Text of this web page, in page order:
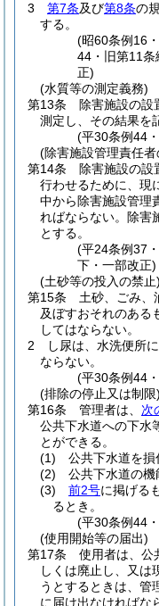
3
第7条及び第8条の
する。
(昭60条例16
44・旧第11条
正)
(水質等の測定義務)
第13条
除害施設の設
測定し、その結果を
(平30条例44
(除害施設管理責任者
第14条
除害施設の設
行わせるために、現
中から除害施設管理
ればならない。 除害
とする。
(平24条例37
下・一部改正)
(土砂等の投入の禁止)
第15条
土砂、ごみ、
及ぼすおそれのある
してはならない。
2
し尿は、水洗便所
ならない。
(平30条例44
(排除の停止又は制限)
第16条
管理者は、 次
公共下水道への下水
とができる。
(1)
公共下水道を損
(2)
公共下水道の機
(3)
前2号に掲げる
るとき。
(平30条例44
(使用開始等の届出)
第17条
使用者は、公
しくは廃止し、又は
うとするときは、管
に届け出なければな